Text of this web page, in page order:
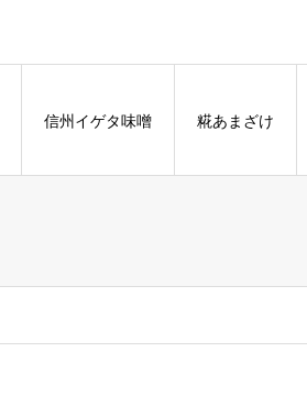
信州イゲタ味噌 糀あまざけ